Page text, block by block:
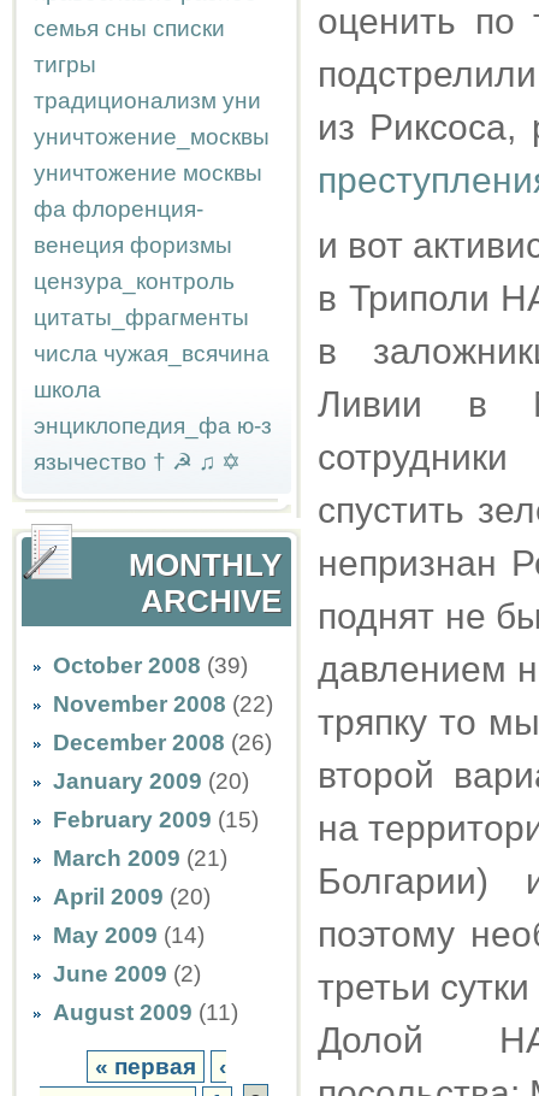
семья сны списки
тигры
традиционализм уни
уничтожение_москвы
уничтожение москвы
фа флоренция-
венеция форизмы
цензура_контроль
цитаты_фрагменты
числа чужая_всячина
школа
энциклопедия_фа ю-з
язычество † ☭ ♫ ✡
MONTHLY
ARCHIVE
October 2008 (39)
November 2008 (22)
December 2008 (26)
January 2009 (20)
February 2009 (15)
March 2009 (21)
April 2009 (20)
May 2009 (14)
June 2009 (2)
August 2009 (11)
« первая
‹
оценить по
из Риксоса,
и вот
в Триполи
в
Ливии в
спустить
непризнан
поднят не
давлением
тряпку то
второй
на
Болгарии)
поэтому
третьи
Долой